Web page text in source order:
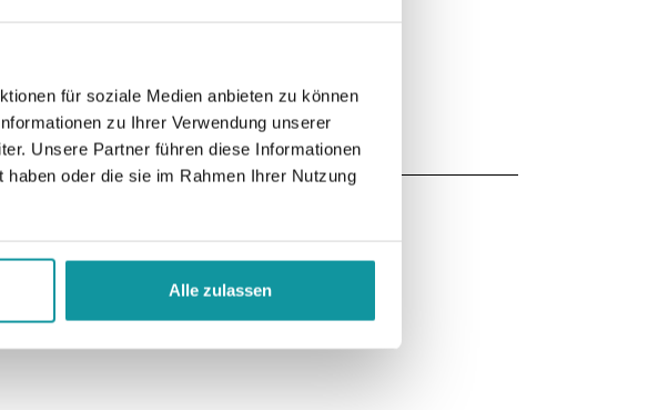
für soziale Medien anbieten zu können
zu Ihrer Verwendung unserer
Unsere Partner führen diese Informationen
oder die sie im Rahmen Ihrer Nutzung
Alle zulassen